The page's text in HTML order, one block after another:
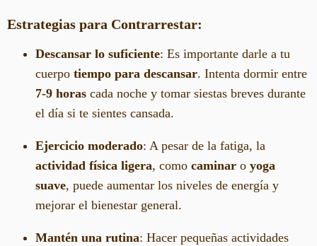
Estrategias para Contrarrestar:
Descansar lo suficiente: Es importante darle a tu
cuerpo tiempo para descansar. Intenta dormir entre
7-9 horas cada noche y tomar siestas breves durante
el día si te sientes cansada.
Ejercicio moderado: A pesar de la fatiga, la
actividad física ligera, como caminar o yoga
suave, puede aumentar los niveles de energía y
mejorar el bienestar general.
Mantén una rutina: Hacer pequeñas actividades